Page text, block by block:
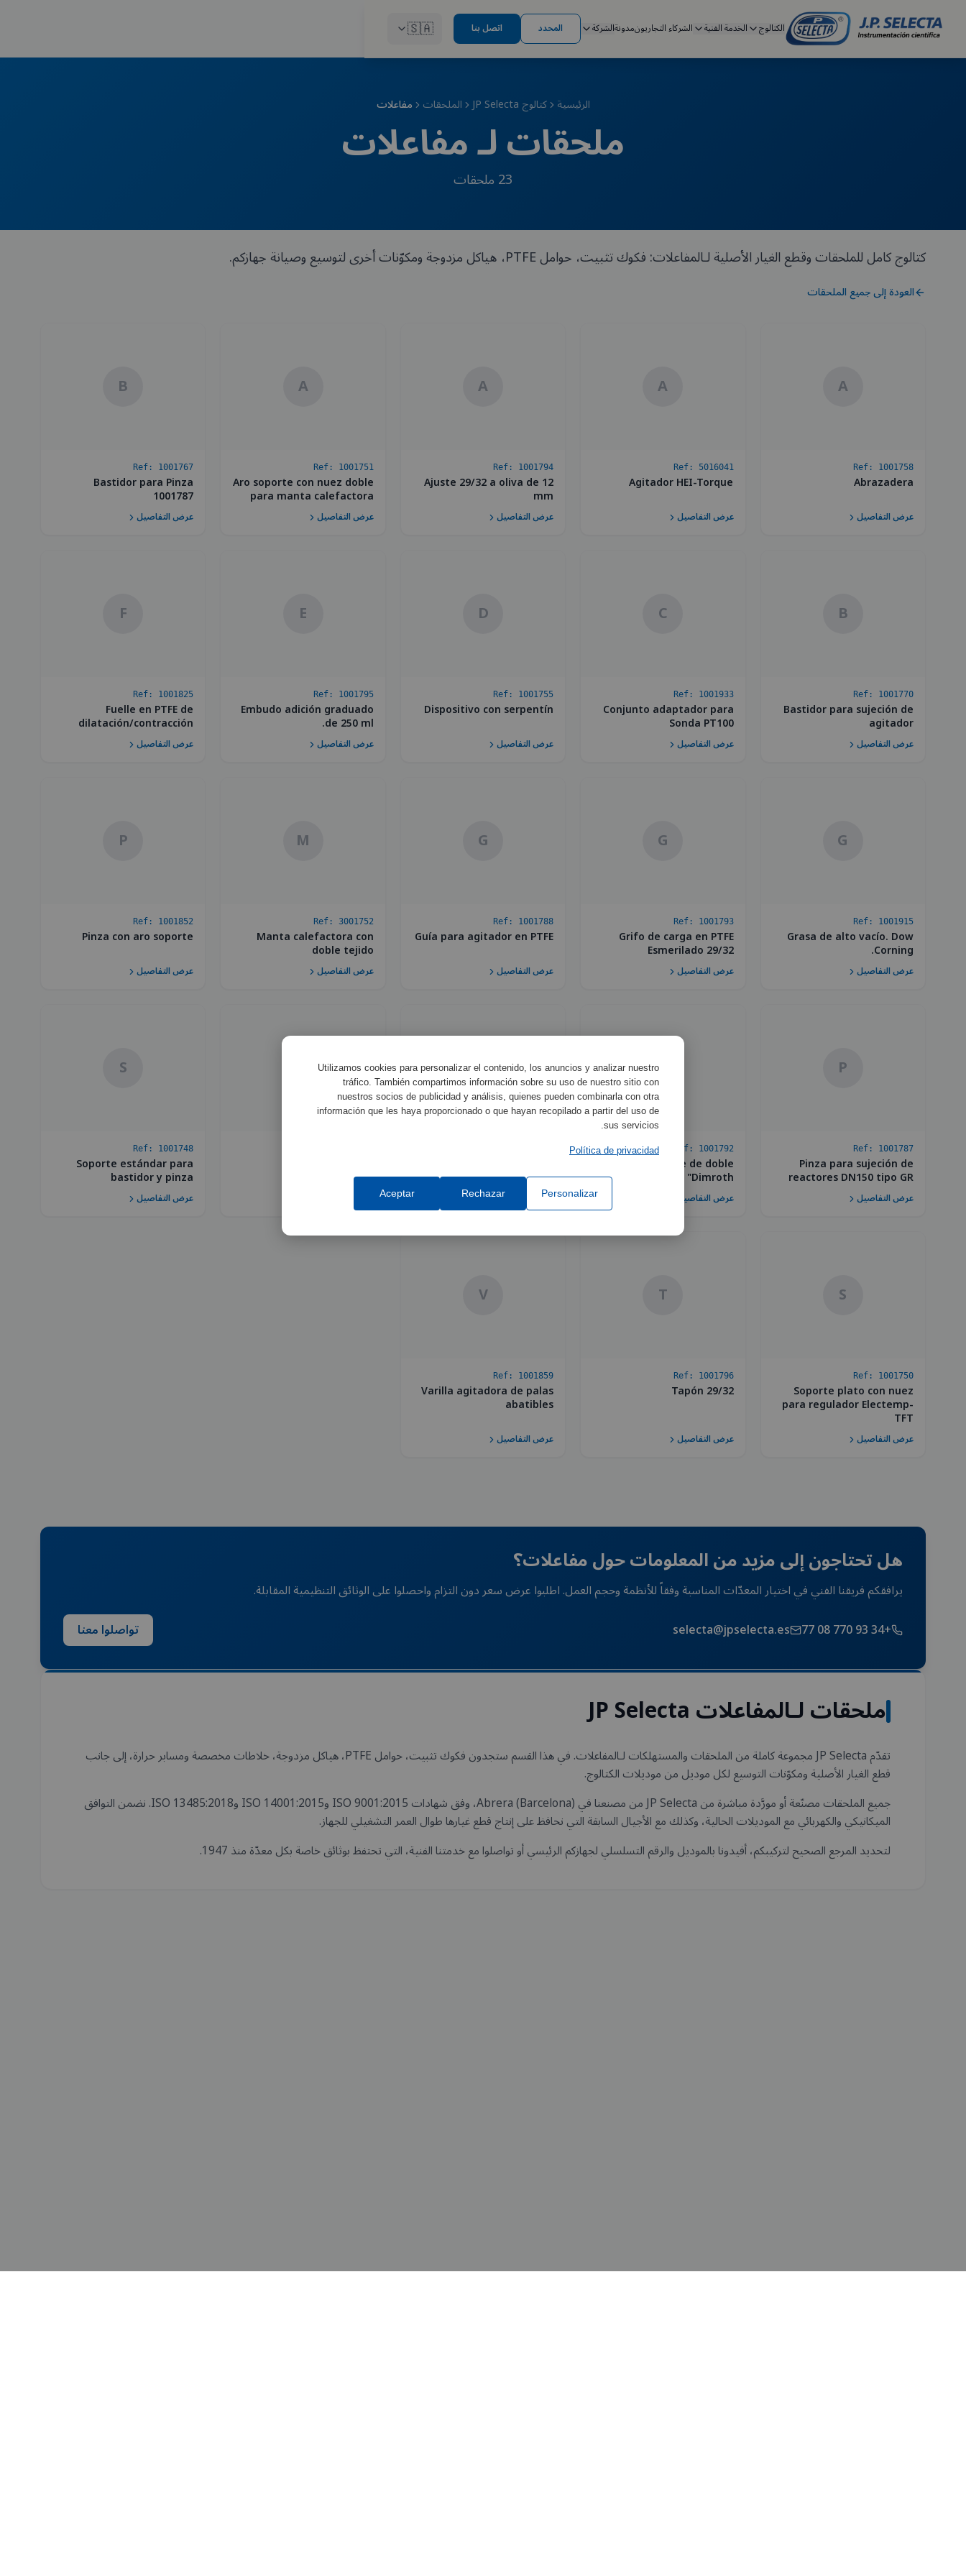
الكتالوج الخدمة الفنية الشركاء التجاريونمدونةالشركة المحدد اتصل بنا 🇸🇦
الرئيسية كتالوج JP Selecta الملحقات مفاعلات
ملحقات لـ مفاعلات
23ملحقات
كتالوج كامل للملحقات وقطع الغيار الأصلية لـالمفاعلات: فكوك تثبيت، حوامل PTFE، هياكل مزدوجة ومكوّنات أخرى لتوسيع وصيانة جهازكم.
العودة إلى جميع الملحقات
A
Ref: 1001758
Abrazadera
عرض التفاصيل
A
Ref: 5016041
Agitador HEI-Torque
عرض التفاصيل
A
Ref: 1001794
Ajuste 29/32 a oliva de 12
mm
عرض التفاصيل
A
Ref: 1001751
Aro soporte con nuez doble
para manta calefactora
عرض التفاصيل
B
Ref: 1001767
Bastidor para Pinza
1001787
عرض التفاصيل
B
Ref: 1001770
Bastidor para sujeción de
agitador
عرض التفاصيل
C
Ref: 1001933
Conjunto adaptador para
Sonda PT100
عرض التفاصيل
D
Ref: 1001755
Dispositivo con serpentín
عرض التفاصيل
E
Ref: 1001795
Embudo adición graduado
de 250 ml.
عرض التفاصيل
F
Ref: 1001825
Fuelle en PTFE de
dilatación/contracción
عرض التفاصيل
G
Ref: 1001915
Grasa de alto vacío. Dow
Corning.
عرض التفاصيل
G
Ref: 1001793
Grifo de carga en PTFE
Esmerilado 29/32
عرض التفاصيل
G
Ref: 1001788
Guía para agitador en PTFE
عرض التفاصيل
M
Ref: 3001752
Manta calefactora con
doble tejido
عرض التفاصيل
P
Ref: 1001852
Pinza con aro soporte
عرض التفاصيل
P
Ref: 1001787
Pinza para sujeción de
reactores DN150 tipo GR
عرض التفاصيل
R
Ref: 1001792
Refrigerante de doble
efecto "Dimroth"
عرض التفاصيل
R
عرض التفاصيل
S
Ref: 1001748
Soporte estándar para
bastidor y pinza
عرض التفاصيل
S
Ref: 1001750
Soporte plato con nuez
para regulador Electemp-
TFT
عرض التفاصيل
T
Ref: 1001796
Tapón 29/32
عرض التفاصيل
V
Ref: 1001859
Varilla agitadora de palas
abatibles
عرض التفاصيل
هل تحتاجون إلى مزيد من المعلومات حول مفاعلات؟
يرافقكم فريقنا الفني في اختيار المعدّات المناسبة وفقاً للأنظمة وحجم العمل. اطلبوا عرض سعر دون التزام واحصلوا على الوثائق التنظيمية المقابلة.
+34 93 770 08 77
selecta@jpselecta.es تواصلوا معنا
ملحقات لـالمفاعلات JP Selecta
تقدّم JP Selecta مجموعة كاملة من الملحقات والمستهلكات لـالمفاعلات. في هذا القسم ستجدون فكوك تثبيت، حوامل PTFE، هياكل مزدوجة، خلاطات مخصصة ومسابر حرارة، إلى جانب
قطع الغيار الأصلية ومكوّنات التوسيع لكل موديل من موديلات الكتالوج.
جميع الملحقات مصنّعة أو مورَّدة مباشرة من JP Selecta من مصنعنا في Abrera (Barcelona)، وفق شهادات ISO 9001:2015 وISO 14001:2015 وISO 13485:2018. نضمن التوافق
الميكانيكي والكهربائي مع الموديلات الحالية، وكذلك مع الأجيال السابقة التي نحافظ على إنتاج قطع غيارها طوال العمر التشغيلي للجهاز.
لتحديد المرجع الصحيح لتركيبكم، أفيدونا بالموديل والرقم التسلسلي لجهازكم الرئيسي أو تواصلوا مع خدمتنا الفنية، التي تحتفظ بوثائق خاصة بكل معدّة منذ 1947.
Utilizamos cookies para personalizar el contenido, los anuncios y analizar nuestro
tráfico. También compartimos información sobre su uso de nuestro sitio con
nuestros socios de publicidad y análisis, quienes pueden combinarla con otra
información que les haya proporcionado o que hayan recopilado a partir del uso de
sus servicios.
Política de privacidad
Personalizar
Rechazar
Aceptar